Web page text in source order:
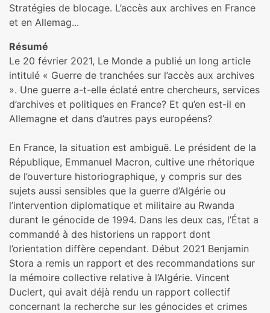
Stratégies de blocage. L’accès aux archives en France
et en Allemag...
Résumé
Le 20 février 2021, Le Monde a publié un long article
intitulé « Guerre de tranchées sur l’accès aux archives
». Une guerre a-t-elle éclaté entre chercheurs, services
d’archives et politiques en France? Et qu’en est-il en
Allemagne et dans d’autres pays européens?
En France, la situation est ambiguë. Le président de la
République, Emmanuel Macron, cultive une rhétorique
de l’ouverture historiographique, y compris sur des
sujets aussi sensibles que la guerre d’Algérie ou
l’intervention diplomatique et militaire au Rwanda
durant le génocide de 1994. Dans les deux cas, l’État a
commandé à des historiens un rapport dont
l’orientation diffère cependant. Début 2021 Benjamin
Stora a remis un rapport et des recommandations sur
la mémoire collective relative à l’Algérie. Vincent
Duclert, qui avait déjà rendu un rapport collectif
concernant la recherche sur les génocides et crimes